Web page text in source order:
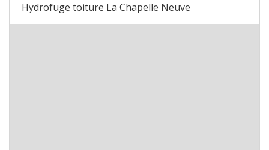
Hydrofuge toiture La Chapelle Neuve